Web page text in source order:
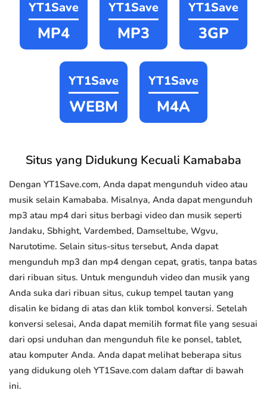
YT1Save
MP4
YT1Save
MP3
YT1Save
3GP
YT1Save
WEBM
YT1Save
M4A
Situs yang Didukung Kecuali Kamababa
Dengan YT1Save.com, Anda dapat mengunduh video atau
musik selain Kamababa. Misalnya, Anda dapat mengunduh
mp3 atau mp4 dari situs berbagi video dan musik seperti
Jandaku, Sbhight, Vardembed, Damseltube, Wgvu,
Narutotime. Selain situs-situs tersebut, Anda dapat
mengunduh mp3 dan mp4 dengan cepat, gratis, tanpa batas
dari ribuan situs. Untuk mengunduh video dan musik yang
Anda suka dari ribuan situs, cukup tempel tautan yang
disalin ke bidang di atas dan klik tombol konversi. Setelah
konversi selesai, Anda dapat memilih format file yang sesuai
dari opsi unduhan dan mengunduh file ke ponsel, tablet,
atau komputer Anda. Anda dapat melihat beberapa situs
yang didukung oleh YT1Save.com dalam daftar di bawah
ini.